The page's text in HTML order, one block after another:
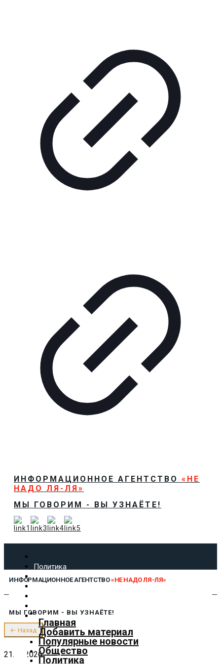
ИНФОРМАЦИОННОЕ АГЕНТСТВО «НЕ
НАДО ЛЯ-ЛЯ»
МЫ ГОВОРИМ - ВЫ УЗНАЁТЕ!
Политика
Экономика
Культура
Предложить новость
О нас
ИНФОРМАЦИОННОЕ АГЕНТСТВО«НЕ НАДО ЛЯ-ЛЯ»
Главная
Добавить материал
Популярные новости
Общество
Политика
МЫ ГОВОРИМ - ВЫ УЗНАЁТЕ!
← Назад
21.05.2026